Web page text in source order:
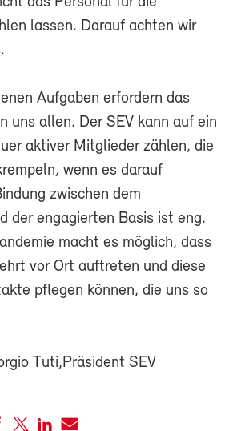
lassen. Darauf achten wir
Aufgaben erfordern das
uns allen. Der SEV kann auf ein
aktiver Mitglieder zählen, die
wenn es darauf
zwischen dem
der engagierten Basis ist eng.
macht es möglich, dass
vor Ort auftreten und diese
pflegen können, die uns so
Tuti,Präsident SEV